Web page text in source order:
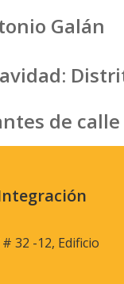
Galán
de calle
32 -12, Edificio